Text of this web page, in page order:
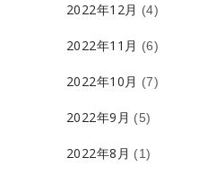
2022年12月 (4)
2022年11月 (6)
2022年10月 (7)
2022年9月 (5)
2022年8月 (1)